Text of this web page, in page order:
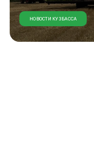
НОВОСТИ КУЗБАССА